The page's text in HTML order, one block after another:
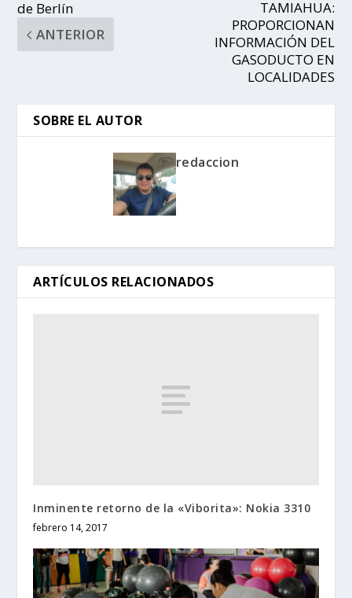
de Berlín
ANTERIOR
TAMIAHUA:
PROPORCIONAN
INFORMACIÓN DEL
GASODUCTO EN
LOCALIDADES
SOBRE EL AUTOR
redaccion
ARTÍCULOS RELACIONADOS
Inminente retorno de la «Viborita»: Nokia 3310
febrero 14, 2017